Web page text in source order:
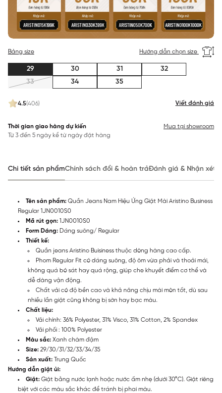
4.5(406) Viết đánh giá
Bảng size Hướng dẫn chọn size
29 30 31
32
33
34 35
Thời gian giao hàng dự kiến
Từ 3 đến 5 ngày kể từ ngày đặt hàng
Mua tại showroom
Chi tiết sản phẩmChính sách đổi & hoàn trảĐánh giá & Nhận xét
Tên sản phẩm: Quần Jeans Nam Hiệu Ứng Giặt Mài Aristino Business
Regular 1JN0010S0
Mã rút gọn: 1JN0010S0
Form Dáng: Dáng suông/ Regular
Thiết kế:
Quần jeans Aristino Buisiness thuộc dòng hàng cao cấp.
Phom Regular Fit có dáng suông, độ ôm vừa phải và thoải mái,
không quá bó sát hay quá rộng, giúp che khuyết điểm cơ thể và
dễ dàng vận động.
Chất vải có độ bền cao và khả năng chịu mài mòn tốt, dù sau
nhiều lần giặt cũng không bị sờn hay bạc màu.
Chất liệu:
Vải chính: 36% Polyester, 31% Visco, 31% Cotton, 2% Spandex
Vải phối : 100% Polyester
Màu sắc: Xanh chàm đậm
Size: 29/30/31/32/33/34/35
Sản xuất: Trung Quốc
Hướng dẫn giặt ủi:
Giặt: Giặt bằng nước lạnh hoặc nước ấm nhẹ (dưới 30°C). Giặt riêng
biệt với các màu sắc khác để tránh bị phai màu.